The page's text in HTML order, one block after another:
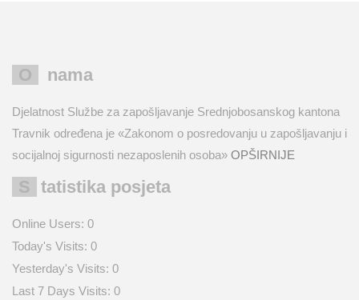
O nama
Djelatnost Službe za zapošljavanje Srednjobosanskog kantona
Travnik određena je «Zakonom o posredovanju u zapošljavanju i
socijalnoj sigurnosti nezaposlenih osoba» OPŠIRNIJE
Statistika posjeta
Online Users: 0
Today's Visits: 0
Yesterday's Visits: 0
Last 7 Days Visits: 0